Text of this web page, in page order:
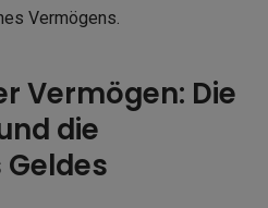
Vermögens.
Vermögen: Die
die